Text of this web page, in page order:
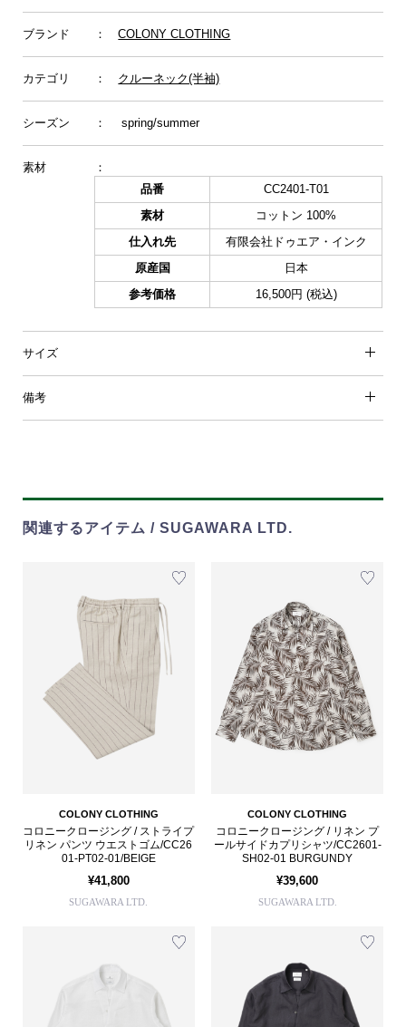
ブランド ：COLONY CLOTHING
カテゴリ ： クルーネック(半袖)
シーズン ： spring/summer
素材
：
品番
CC2401-T01
素材
コットン 100%
仕入れ先
有限会社ドゥエア・インク
原産国
日本
参考価格
16,500円 (税込)
サイズ
備考
関連するアイテム / SUGAWARA LTD.
COLONY CLOTHING
コロニークロージング / ストライプ
リネン パンツ ウエストゴム/CC26
01-PT02-01/BEIGE
¥41,800
SUGAWARA LTD.
COLONY CLOTHING
コロニークロージング / リネン プ
ールサイドカプリシャツ/CC2601-
SH02-01 BURGUNDY
¥39,600
SUGAWARA LTD.